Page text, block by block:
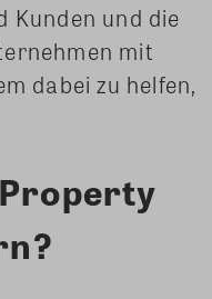
Kunden und die
mit
dabei zu helfen,